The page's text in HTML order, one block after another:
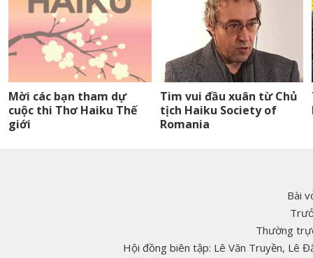
Mời các bạn tham dự
cuộc thi Thơ Haiku Thế
giới
Tim vui đầu xuân từ Chủ
tịch Haiku Society of
Romania
Bài
Thường
Hội đồng biên tập: Lê Văn Truyền, Lê